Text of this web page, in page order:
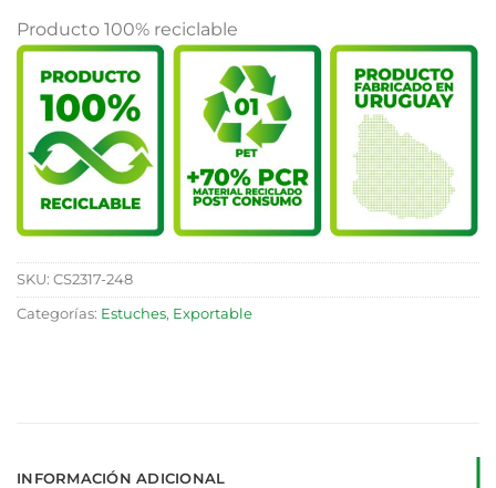
Producto 100% reciclable
SKU: CS2317-248
Categorías: Estuches, Exportable
INFORMACIÓN ADICIONAL